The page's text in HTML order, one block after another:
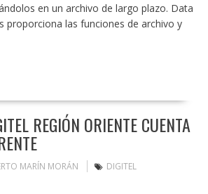
en un archivo de largo plazo. Data
proporciona las funciones de archivo y
REGIÓN ORIENTE CUENTA
MARÍN MORÁN
DIGITEL